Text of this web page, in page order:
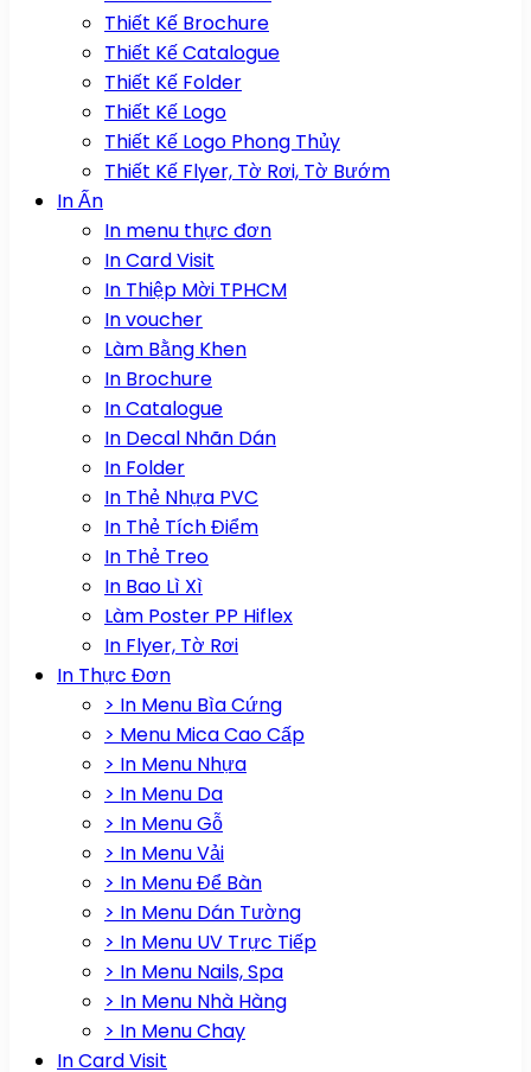
Thiết Kế Brochure
Thiết Kế Catalogue
Thiết Kế Folder
Thiết Kế Logo
Thiết Kế Logo Phong Thủy
Thiết Kế Flyer, Tờ Rơi, Tờ Bướm
In Ấn
In menu thực đơn
In Card Visit
In Thiệp Mời TPHCM
In voucher
Làm Bằng Khen
In Brochure
In Catalogue
In Decal Nhãn Dán
In Folder
In Thẻ Nhựa PVC
In Thẻ Tích Điểm
In Thẻ Treo
In Bao Lì Xì
Làm Poster PP Hiflex
In Flyer, Tờ Rơi
In Thực Đơn
> In Menu Bìa Cứng
> Menu Mica Cao Cấp
> In Menu Nhựa
> In Menu Da
> In Menu Gỗ
> In Menu Vải
> In Menu Để Bàn
> In Menu Dán Tường
> In Menu UV Trực Tiếp
> In Menu Nails, Spa
> In Menu Nhà Hàng
> In Menu Chay
In Card Visit